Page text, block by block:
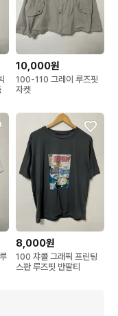
10,000원
100-110 그레이 루즈핏
자켓
8,000원
100 챠콜 그래픽 프린팅
스판 루즈핏 반팔티